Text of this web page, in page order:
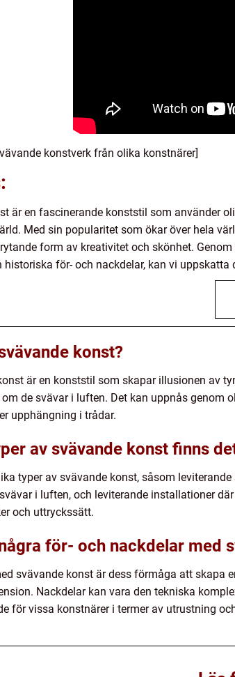
konstverk från olika konstnärer]
är en fascinerande konststil som använder
Med sin popularitet som ökar över hela
form av kreativitet och skönhet.
historiska för- och nackdelar, kan vi
konst?
är en konststil som skapar illusionen av
de svävar i luften. Det kan uppnås
upphängning i trådar.
av svävande konst finns
typer av svävande konst, såsom
i luften, och leviterande installationer
och uttryckssätt.
för- och nackdelar med
svävande konst är dess förmåga att skapa
Nackdelar kan vara den tekniska
för vissa konstnärer i termer av utrustning